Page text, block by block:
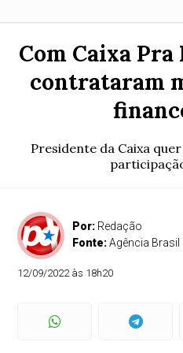
Com Caixa
contrataram
Presidente da Caixa
Por: Redação
Fonte:Agência Brasil
12/09/2022 às 18h20